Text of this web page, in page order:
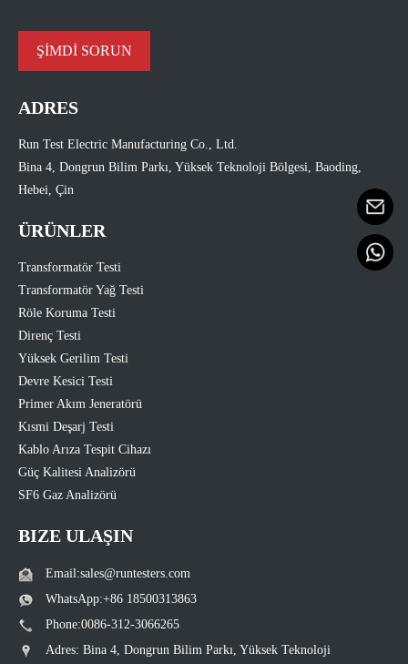
ŞİMDİ SORUN
ADRES
Run Test Electric Manufacturing Co., Ltd.
Bina 4, Dongrun Bilim Parkı, Yüksek Teknoloji Bölgesi, Baoding,
Hebei, Çin
ÜRÜNLER
Transformatör Testi
Transformatör Yağ Testi
Röle Koruma Testi
Direnç Testi
Yüksek Gerilim Testi
Devre Kesici Testi
Primer Akım Jeneratörü
Kısmi Deşarj Testi
Kablo Arıza Tespit Cihazı
Güç Kalitesi Analizörü
SF6 Gaz Analizörü
BIZE ULAŞIN
Email:sales@runtesters.com
WhatsApp:+86 18500313863
Phone:0086-312-3066265
Adres: Bina 4, Dongrun Bilim Parkı, Yüksek Teknoloji